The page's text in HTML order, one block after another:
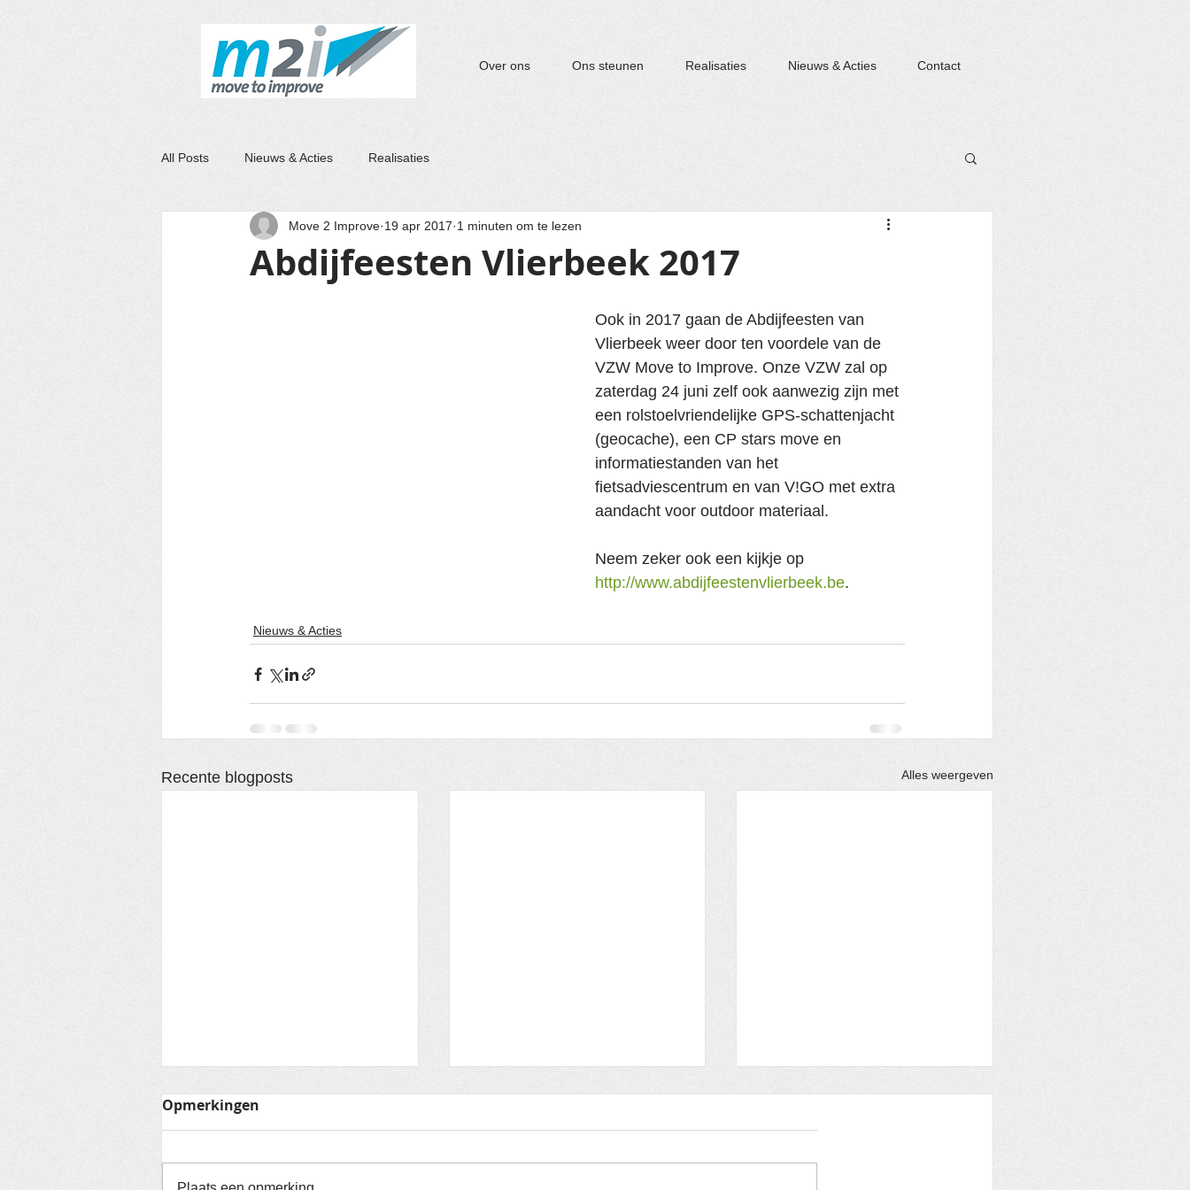
M2I Over ons Ons steunen Realisaties Nieuws & Acties Contact
All Posts Nieuws & Acties Realisaties
Abdijfeesten Vlierbeek 2017
Move 2 Improve 19 apr 2017 1 minuten om te lezen
Ook in 2017 gaan de Abdijfeesten van
Vlierbeek weer door ten voordele van de
VZW Move to Improve. Onze VZW zal op
zaterdag 24 juni zelf ook aanwezig zijn met
een rolstoelvriendelijke GPS-schattenjacht
(geocache), een CP stars move en
informatiestanden van het
fietsadviescentrum en van V!GO met extra
aandacht voor outdoor materiaal.
Neem zeker ook een kijkje op
http://www.abdijfeestenvlierbeek.be.
Nieuws & Acties
Recente blogposts Alles weergeven
Opmerkingen